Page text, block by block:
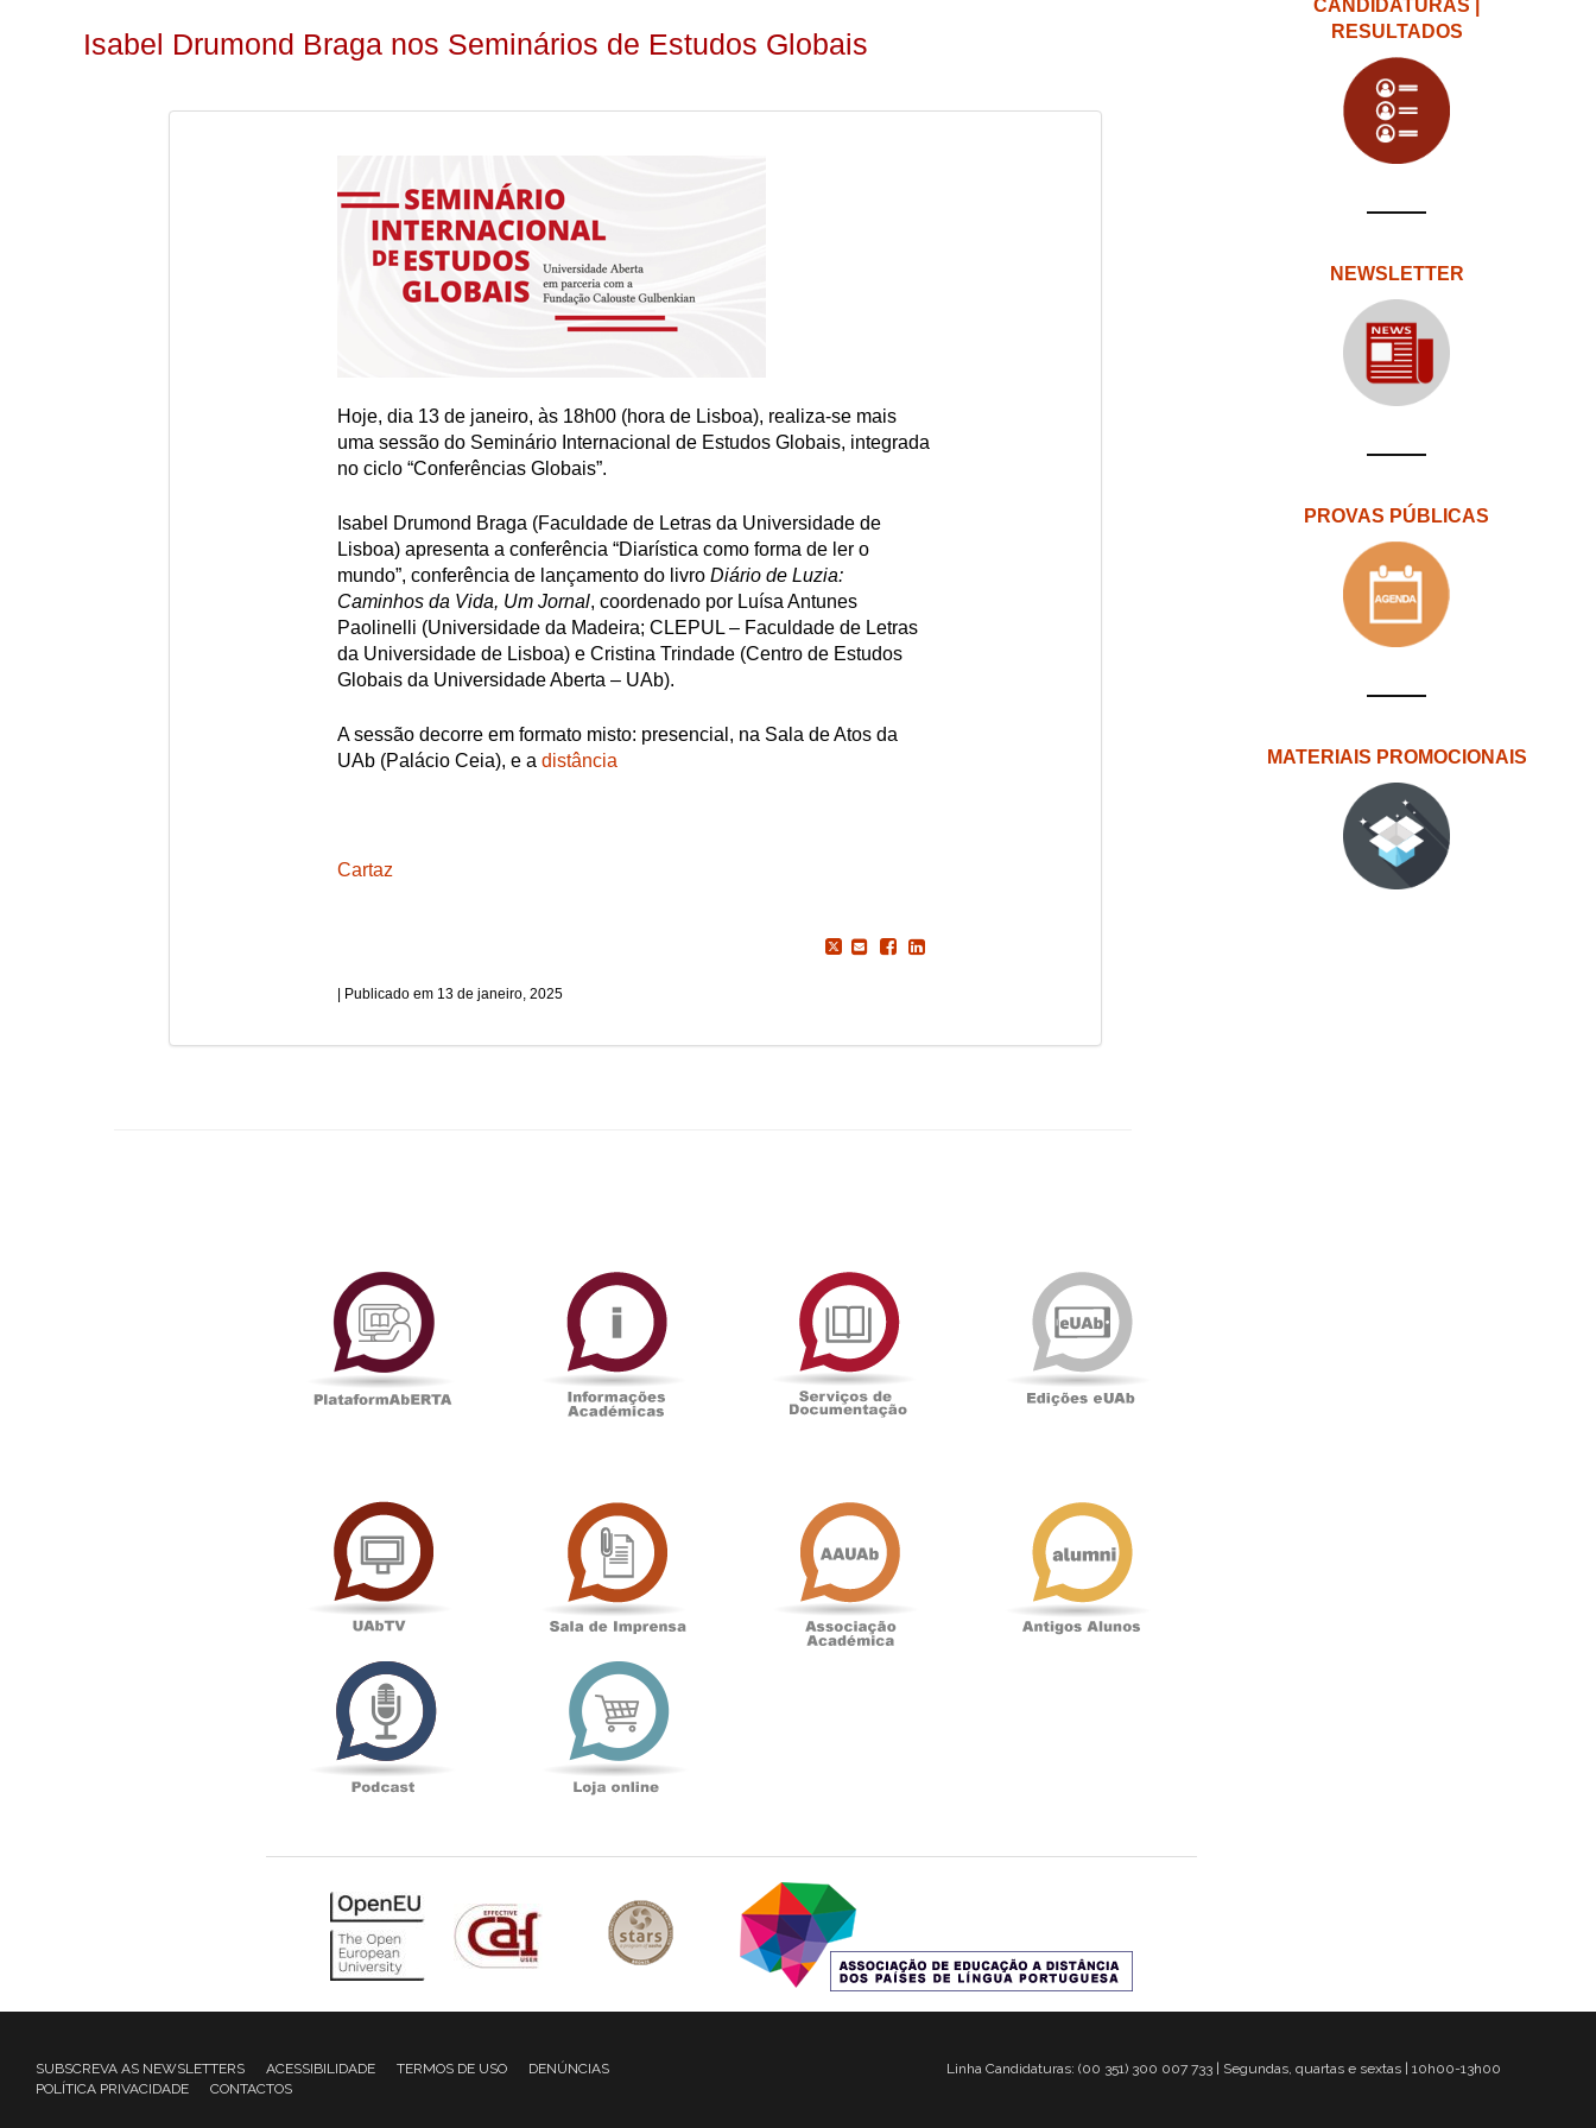
Isabel Drumond Braga nos Seminários de Estudos Globais
Hoje, dia 13 de janeiro, às 18h00 (hora de Lisboa), realiza-se mais
uma sessão do Seminário Internacional de Estudos Globais, integrada
no ciclo “Conferências Globais”.
Isabel Drumond Braga (Faculdade de Letras da Universidade de
Lisboa) apresenta a conferência “Diarística como forma de ler o
mundo”, conferência de lançamento do livro Diário de Luzia:
Caminhos da Vida, Um Jornal, coordenado por Luísa Antunes
Paolinelli (Universidade da Madeira; CLEPUL – Faculdade de Letras
da Universidade de Lisboa) e Cristina Trindade (Centro de Estudos
Globais da Universidade Aberta – UAb).
A sessão decorre em formato misto: presencial, na Sala de Atos da
UAb (Palácio Ceia), e a distância
Cartaz
13 de janeiro, 2025
CANDIDATURAS |
RESULTADOS
NEWSLETTER
PROVAS PÚBLICAS
MATERIAIS PROMOCIONAIS
PlataformAberta
Académicas
Documentação
SUBSCREVA AS NEWSLETTERS ACESSIBILIDADE TERMOS DE USO
DENÚNCIAS
POLÍTICA PRIVACIDADE
CONTACTOS
Linha Candidaturas: (00 351) 300 007 733 | Segundas, quartas e sextas | 10h00-13h00